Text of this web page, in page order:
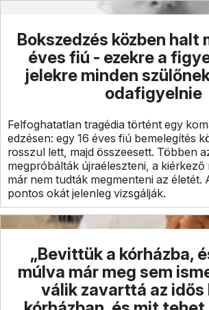
Bokszedzés közben halt
éves fiú - ezekre a
jelekre minden
odafigyelnie
Felfoghatatlan tragédia történt egy
edzésen: egy 16 éves fiú bemelegítés
rosszul lett, majd összeesett. Többen
megpróbálták újraéleszteni, a
már nem tudták megmenteni az életét.
pontos okát jelenleg vizsgálják.
„Bevittük a kórházba,
múlva már meg sem
válik zavarttá az idős